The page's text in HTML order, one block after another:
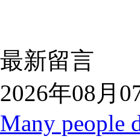
最新留言
2026年08月
Many people